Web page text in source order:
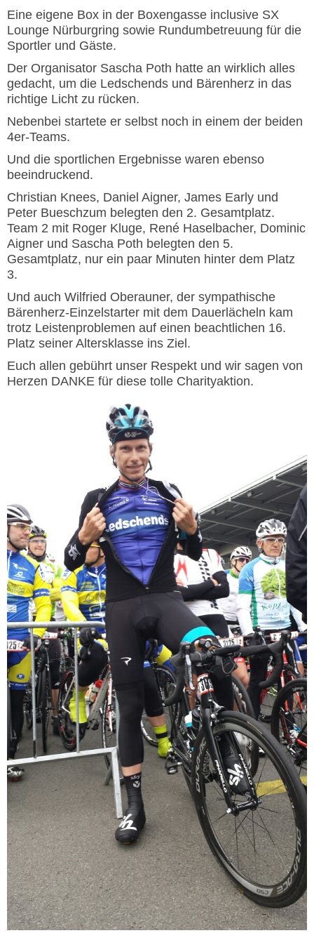
Eine eigene Box in der Boxengasse inclusive SX
Lounge Nürburgring sowie Rundumbetreuung für die
Sportler und Gäste.
Der Organisator Sascha Poth hatte an wirklich alles
gedacht, um die Ledschends und Bärenherz in das
richtige Licht zu rücken.
Nebenbei startete er selbst noch in einem der beiden
4er-Teams.
Und die sportlichen Ergebnisse waren ebenso
beeindruckend.
Christian Knees, Daniel Aigner, James Early und
Peter Bueschzum belegten den 2. Gesamtplatz.
Team 2 mit Roger Kluge, René Haselbacher, Dominic
Aigner und Sascha Poth belegten den 5.
Gesamtplatz, nur ein paar Minuten hinter dem Platz
3.
Und auch Wilfried Oberauner, der sympathische
Bärenherz-Einzelstarter mit dem Dauerlächeln kam
trotz Leistenproblemen auf einen beachtlichen 16.
Platz seiner Altersklasse ins Ziel.
Euch allen gebührt unser Respekt und wir sagen von
Herzen DANKE für diese tolle Charityaktion.